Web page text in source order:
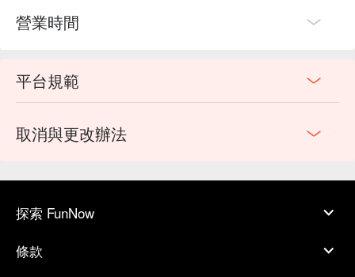
營業時間
平台規範
取消與更改辦法
探索 FunNow
條款